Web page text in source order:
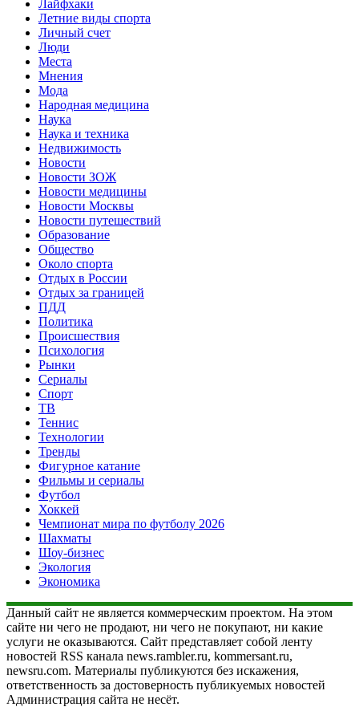
Лайфхаки
Летние виды спорта
Личный счет
Люди
Места
Мнения
Мода
Народная медицина
Наука
Наука и техника
Недвижимость
Новости
Новости ЗОЖ
Новости медицины
Новости Москвы
Новости путешествий
Образование
Общество
Около спорта
Отдых в России
Отдых за границей
ПДД
Политика
Происшествия
Психология
Рынки
Сериалы
Спорт
ТВ
Теннис
Технологии
Тренды
Фигурное катание
Фильмы и сериалы
Футбол
Хоккей
Чемпионат мира по футболу 2026
Шахматы
Шоу-бизнес
Экология
Экономика
Данный сайт не является коммерческим проектом. На этом
сайте ни чего не продают, ни чего не покупают, ни какие
услуги не оказываются. Сайт представляет собой ленту
новостей RSS канала news.rambler.ru, kommersant.ru,
newsru.com. Материалы публикуются без искажения,
ответственность за достоверность публикуемых новостей
Администрация сайта не несёт.